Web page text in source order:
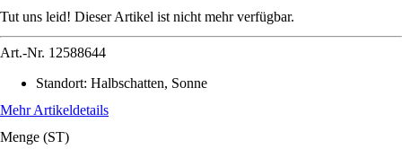
Tut uns leid! Dieser Artikel ist nicht mehr verfügbar.
Art.-Nr. 12588644
Standort: Halbschatten, Sonne
Mehr Artikeldetails
Menge (ST)